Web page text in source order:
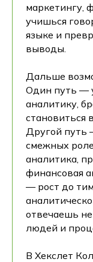
маркетингу,
учишься
языке и
выводы.
Дальше
Один путь —
аналитику,
становиться
Другой путь
смежных
аналитика,
финансовая
— рост до
отвечаешь
людей и
В Хекслет